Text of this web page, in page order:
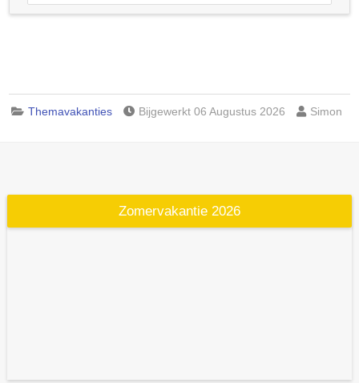
Themavakanties Bijgewerkt 06 Augustus 2026 Simon
Zomervakantie 2026